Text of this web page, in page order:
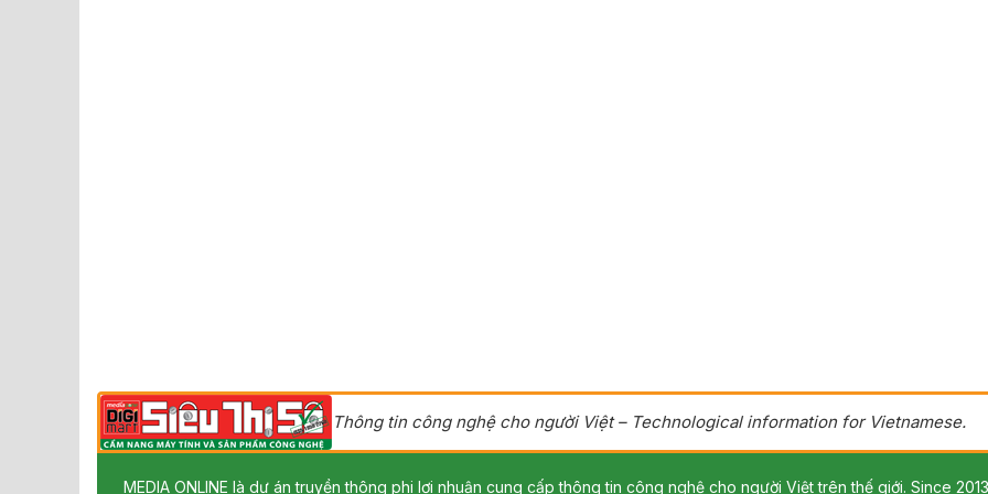
Thông tin công nghệ cho người Việt – Technological information for Vietnamese.
MEDIA ONLINE là dự án truyền thông phi lợi nhuận cung cấp thông tin công nghệ cho người Việt trên thế giới. Since